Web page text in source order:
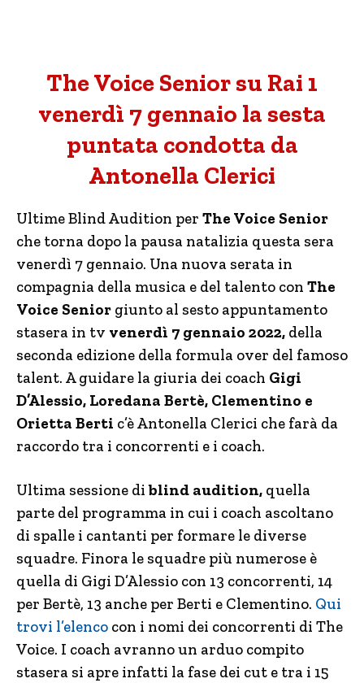
The Voice Senior su Rai 1
venerdì 7 gennaio la sesta
puntata condotta da
Antonella Clerici
Ultime Blind Audition per The Voice Senior
che torna dopo la pausa natalizia questa sera
venerdì 7 gennaio. Una nuova serata in
compagnia della musica e del talento con The
Voice Senior giunto al sesto appuntamento
stasera in tv venerdì 7 gennaio 2022, della
seconda edizione della formula over del famoso
talent. A guidare la giuria dei coach Gigi
D’Alessio, Loredana Bertè, Clementino e
Orietta Berti c’è Antonella Clerici che farà da
raccordo tra i concorrenti e i coach.
Ultima sessione diblind audition, quella
parte del programma in cui i coach ascoltano
di spalle i cantanti per formare le diverse
squadre. Finora le squadre più numerose è
quella di Gigi D’Alessio con 13 concorrenti, 14
per Bertè, 13 anche per Berti e Clementino. Qui
trovi l’elenco con i nomi dei concorrenti di The
Voice. I coach avranno un arduo compito
stasera si apre infatti la fase dei cut e tra i 15